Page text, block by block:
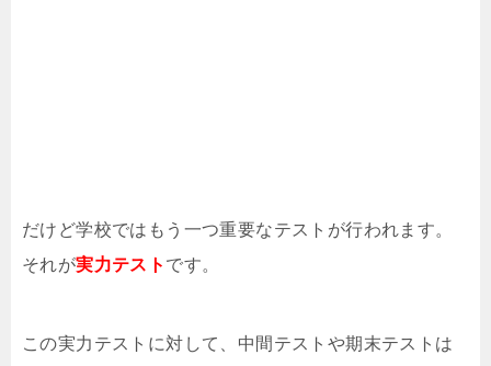
だけど学校ではもう一つ重要なテストが行われます。
それが実力テスト です。
この実力テストに対して、中間テストや期末テストは